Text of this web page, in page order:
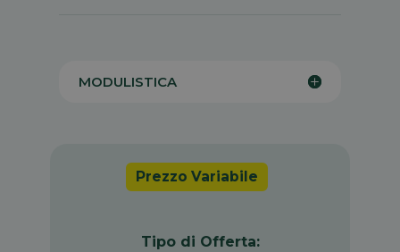
MODULISTICA
Prezzo Variabile
Tipo di Offerta: